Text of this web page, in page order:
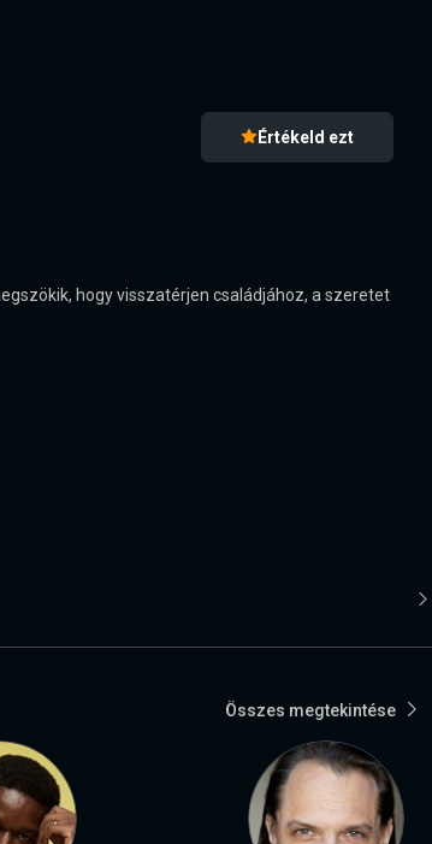
Értékeld ezt
hogy visszatérjen családjához, a szeretet
Összes megtekintése